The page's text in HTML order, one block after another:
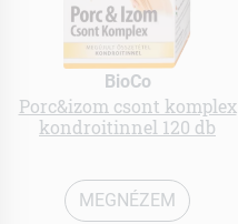
BioCo
Porc&izom csont komplex
kondroitinnel 120 db
MEGNÉZEM